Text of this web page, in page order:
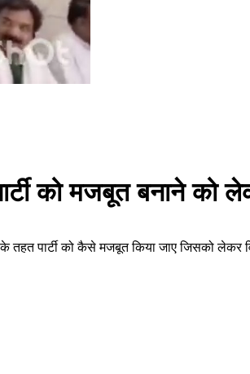
को मजबूत बनाने को
पार्टी को कैसे मजबूत किया जाए जिसको लेकर